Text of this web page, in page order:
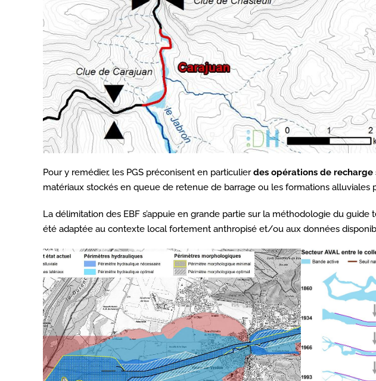
Pour y remédier, les PGS préconisent en particulierdes opérations de
matériaux stockés en queue de retenue de barrage ou les formations alluviales
La délimitation des EBF s’appuie en grande partie sur la méthodologie du guide
été adaptée au contexte local fortement anthropisé et/ou aux données